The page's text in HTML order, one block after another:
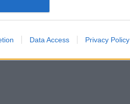
Data Access Privacy Policy